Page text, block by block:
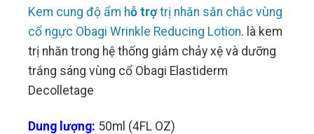
Kem cung độ ẩm hỗ trợtrị nhăn săn chắc vùng
cổ ngực Obagi Wrinkle Reducing Lotion. là kem
trị nhăn trong hệ thống giảm chảy xệ và dưỡng
trắng sáng vùng cổ Obagi Elastiderm
Decolletage
Dung lượng: 50ml (4FL OZ)